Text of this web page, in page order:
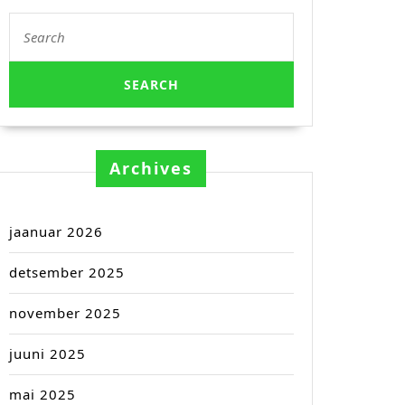
for:
Archives
jaanuar 2026
detsember 2025
november 2025
juuni 2025
mai 2025